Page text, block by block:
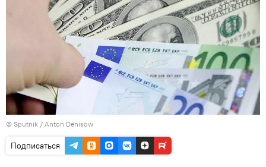
© Sputnik / Anton Denisow
Подписаться